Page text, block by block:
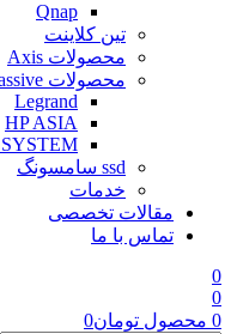
Qnap
تین کلاینت
محصولات Axis
محصولات Passive
Legrand
HP ASIA
ssd سامسونگ
خدمات
مقالات تخصصی
تماس با ما
0
0
0 محصول تومان0